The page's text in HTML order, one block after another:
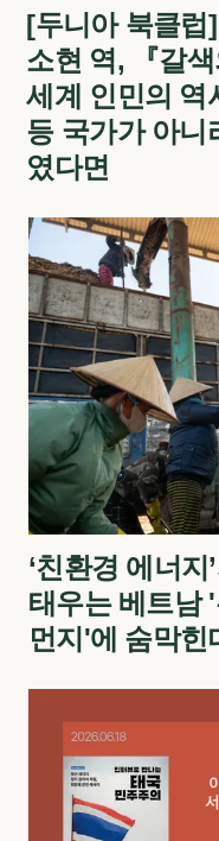
[두니아 북클럽
소현 역, 『갈
세계 인민의 역
등 국가가 아니
였다면
‘친환경 에너지
태우는 베트남
먼지'에 숨막힌